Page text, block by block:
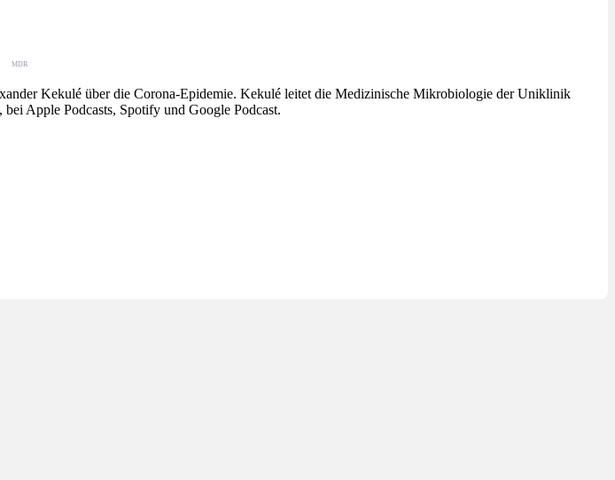
MDR
Kekulé über die Corona-Epidemie. Kekulé leitet die Medizinische Mikrobiologie der Uniklinik
Apple Podcasts, Spotify und Google Podcast.